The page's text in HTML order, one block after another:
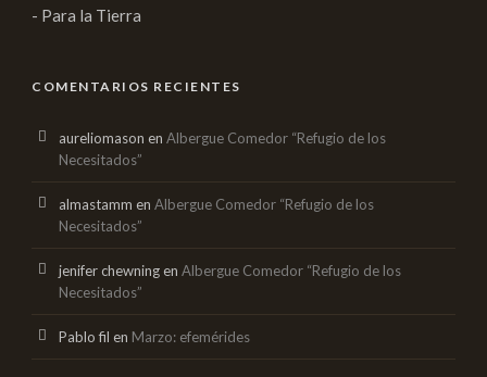
- Para la Tierra
COMENTARIOS RECIENTES
aureliomason en Albergue Comedor “Refugio de los
Necesitados”
almastamm en Albergue Comedor “Refugio de los
Necesitados”
jenifer chewningen Albergue Comedor “Refugio de los
Necesitados”
Pablo fil en Marzo: efemérides